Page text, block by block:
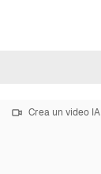
Crea un video IA